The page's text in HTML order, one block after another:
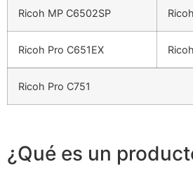
Ricoh MP C6502SP
Ricoh Pro C651EX
Ricoh Pro C751
¿Qué es un